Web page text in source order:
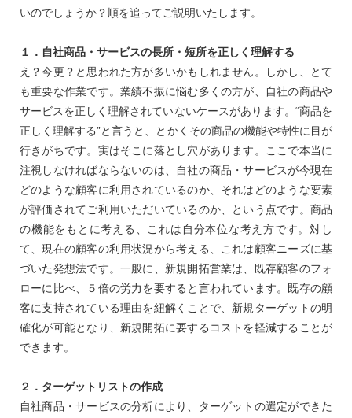
いのでしょうか？順を追ってご説明いたします。
１．自社商品・サービスの長所・短所を正しく理解する
え？今更？と思われた方が多いかもしれません。しかし、とて
も重要な作業です。業績不振に悩む多くの方が、自社の商品や
サービスを正しく理解されていないケースがあります。“商品を
正しく理解する”と言うと、とかくその商品の機能や特性に目が
行きがちです。実はそこに落とし穴があります。ここで本当に
注視しなければならないのは、自社の商品・サービスが今現在
どのような顧客に利用されているのか、それはどのような要素
が評価されてご利用いただいているのか、という点です。商品
の機能をもとに考える、これは自分本位な考え方です。対し
て、現在の顧客の利用状況から考える、これは顧客ニーズに基
づいた発想法です。一般に、新規開拓営業は、既存顧客のフォ
ローに比べ、５倍の労力を要すると言われています。既存の顧
客に支持されている理由を紐解くことで、新規ターゲットの明
確化が可能となり、新規開拓に要するコストを軽減することが
できます。
２．ターゲットリストの作成
自社商品・サービスの分析により、ターゲットの選定ができた